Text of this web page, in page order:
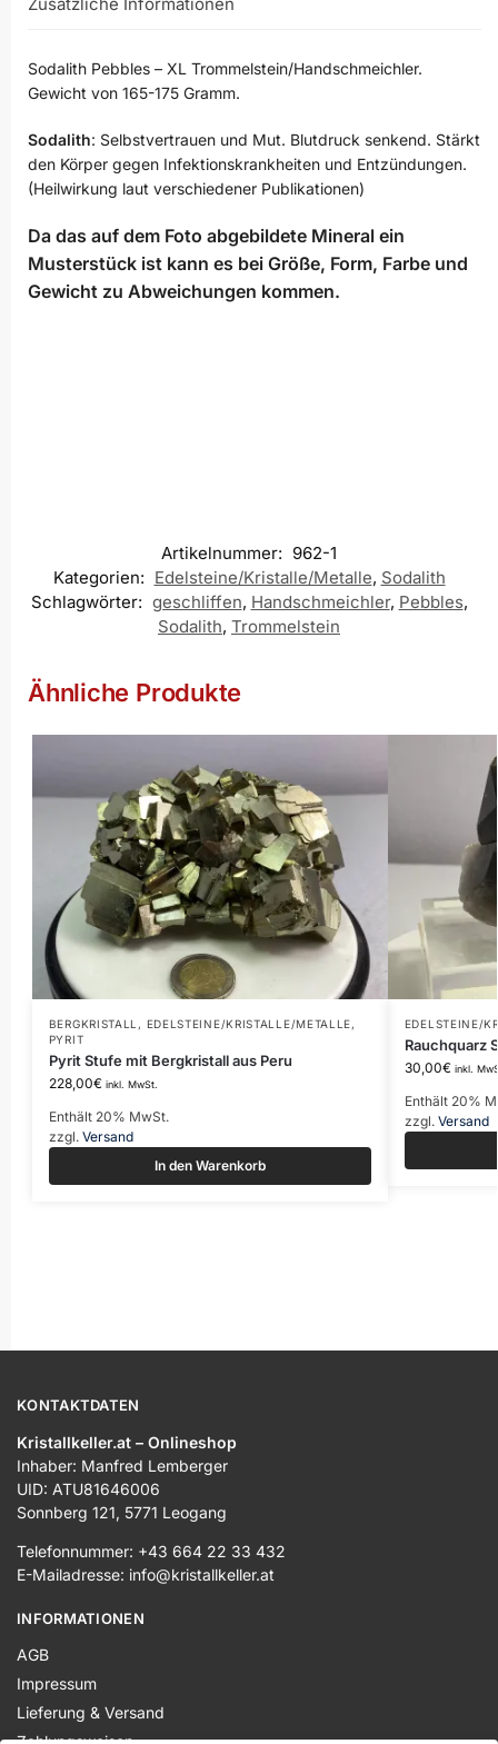
Sodalith Pebbles – XL Trommelstein/Handschmeichler.
Gewicht von 165-175 Gramm.
Sodalith: Selbstvertrauen und Mut. Blutdruck senkend. Stärkt
den Körper gegen Infektionskrankheiten und Entzündungen.
(Heilwirkung laut verschiedener Publikationen)
Da das auf dem Foto abgebildete Mineral ein
Musterstück ist kann es bei Größe, Form, Farbe und
Gewicht zu Abweichungen kommen.
Artikelnummer: 962-1
Kategorien: Edelsteine/Kristalle/Metalle, Sodalith
Schlagwörter: geschliffen, Handschmeichler, Pebbles,
Sodalith, Trommelstein
Ähnliche Produkte
BERGKRISTALL , EDELSTEINE/KRISTALLE/METALLE,
PYRIT
Pyrit Stufe mit Bergkristall aus Peru
228,00€ inkl. MwSt.
Enthält 20% MwSt.
zzgl. Versand
In den Warenkorb
EDELSTEINE/
Rauchquarz
30,00€ inkl.
Enthält 20%
zzgl. Versand
KONTAKTDATEN
Kristallkeller.at – Onlineshop
Inhaber: Manfred Lemberger
UID: ATU81646006
Sonnberg 121, 5771 Leogang
Telefonnummer: +43 664 22 33 432
E-Mailadresse: info@kristallkeller.at
INFORMATIONEN
AGB
Impressum
Lieferung & Versand